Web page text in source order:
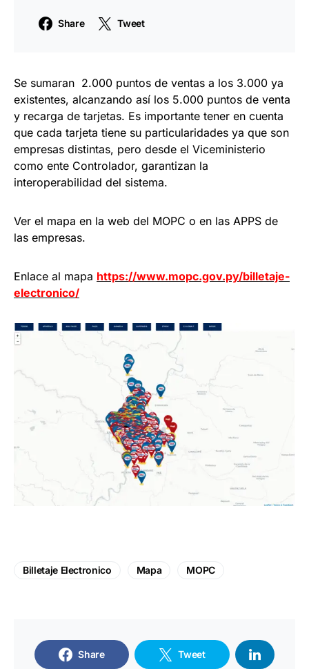
Share Tweet
Se sumaran 2.000 puntos de ventas a los 3.000 ya
existentes, alcanzando así los 5.000 puntos de venta
y recarga de tarjetas. Es importante tener en cuenta
que cada tarjeta tiene su particularidades ya que son
empresas distintas, pero desde el Viceministerio
como ente Controlador, garantizan la
interoperabilidad del sistema.
Ver el mapa en la web del MOPC o en las APPS de
las empresas.
Enlace al mapa https://www.mopc.gov.py/billetaje-
electronico/
Billetaje Electronico Mapa MOPC
Share Tweet